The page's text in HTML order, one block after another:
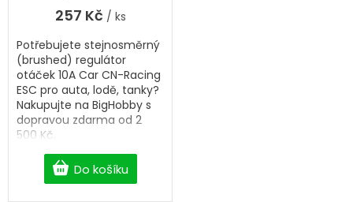
hvězdiček.
257 Kč / ks
Do košíku
Potřebujete stejnosměrný
(brushed) regulátor
otáček 10A Car CN-Racing
ESC pro auta, lodě, tanky?
Nakupujte na BigHobby s
dopravou zdarma od 2
500 Kč.